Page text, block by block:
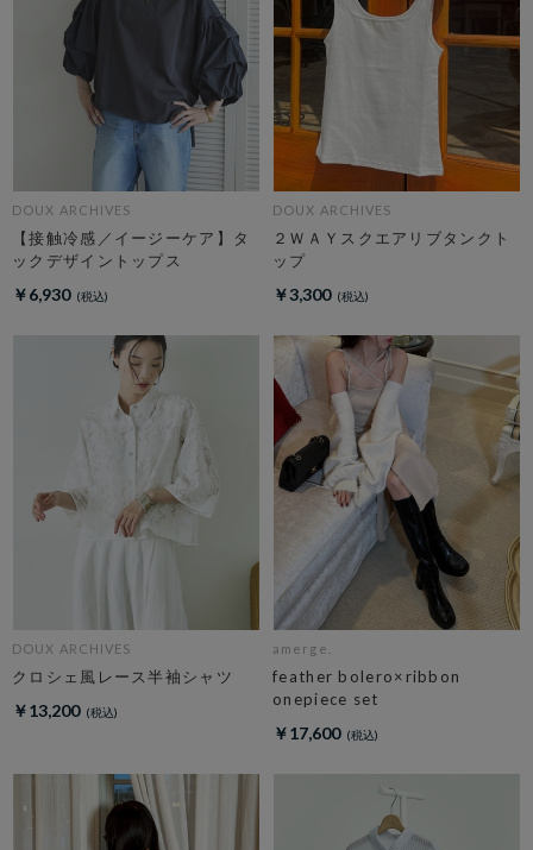
DOUX ARCHIVES
【接触冷感／イージーケア】タ
ックデザイントップス
￥6,930
DOUX ARCHIVES
２ＷＡＹスクエアリブタンクト
ップ
￥3,300
DOUX ARCHIVES
クロシェ風レース半袖シャツ
￥13,200
amerge.
feather bolero×ribbon
onepiece set
￥17,600